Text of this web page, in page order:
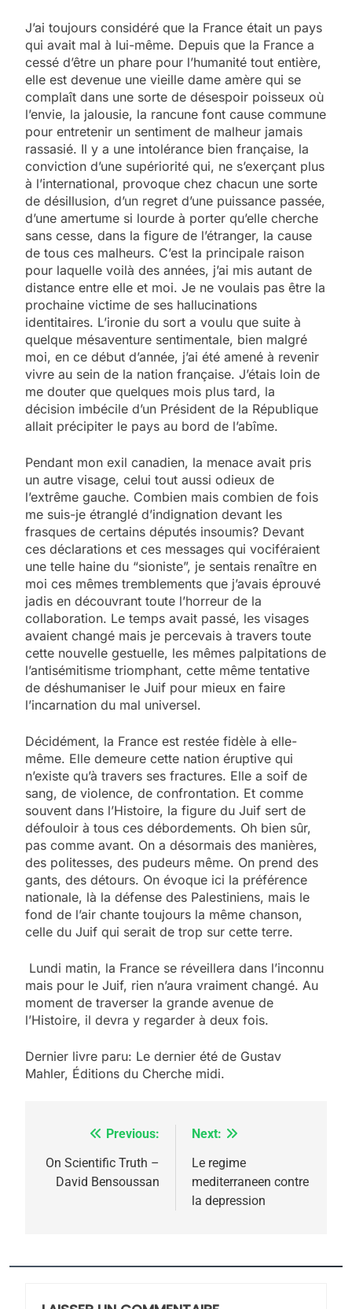
J’ai toujours considéré que la France était un pays
qui avait mal à lui-même. Depuis que la France a
cessé d’être un phare pour l’humanité tout entière,
elle est devenue une vieille dame amère qui se
complaît dans une sorte de désespoir poisseux où
l’envie, la jalousie, la rancune font cause commune
pour entretenir un sentiment de malheur jamais
rassasié. Il y a une intolérance bien française, la
conviction d’une supériorité qui, ne s’exerçant plus
à l’international, provoque chez chacun une sorte
de désillusion, d’un regret d’une puissance passée,
d’une amertume si lourde à porter qu’elle cherche
sans cesse, dans la figure de l’étranger, la cause
de tous ces malheurs. C’est la principale raison
pour laquelle voilà des années, j’ai mis autant de
distance entre elle et moi. Je ne voulais pas être la
prochaine victime de ses hallucinations
identitaires. L’ironie du sort a voulu que suite à
quelque mésaventure sentimentale, bien malgré
moi, en ce début d’année, j’ai été amené à revenir
vivre au sein de la nation française. J’étais loin de
me douter que quelques mois plus tard, la
décision imbécile d’un Président de la République
allait précipiter le pays au bord de l’abîme.
Pendant mon exil canadien, la menace avait pris
un autre visage, celui tout aussi odieux de
l’extrême gauche. Combien mais combien de fois
me suis-je étranglé d’indignation devant les
frasques de certains députés insoumis? Devant
ces déclarations et ces messages qui vociféraient
une telle haine du “sioniste”, je sentais renaître en
moi ces mêmes tremblements que j’avais éprouvé
jadis en découvrant toute l’horreur de la
collaboration. Le temps avait passé, les visages
avaient changé mais je percevais à travers toute
cette nouvelle gestuelle, les mêmes palpitations de
l’antisémitisme triomphant, cette même tentative
de déshumaniser le Juif pour mieux en faire
l’incarnation du mal universel.
Décidément, la France est restée fidèle à elle-
même. Elle demeure cette nation éruptive qui
n’existe qu’à travers ses fractures. Elle a soif de
sang, de violence, de confrontation. Et comme
souvent dans l’Histoire, la figure du Juif sert de
défouloir à tous ces débordements. Oh bien sûr,
pas comme avant. On a désormais des manières,
des politesses, des pudeurs même. On prend des
gants, des détours. On évoque ici la préférence
nationale, là la défense des Palestiniens, mais le
fond de l’air chante toujours la même chanson,
celle du Juif qui serait de trop sur cette terre.
Lundi matin, la France se réveillera dans l’inconnu
mais pour le Juif, rien n’aura vraiment changé. Au
moment de traverser la grande avenue de
l’Histoire, il devra y regarder à deux fois.
Dernier livre paru: Le dernier été de Gustav
Mahler, Éditions du Cherche midi.
Navigation
de
Previous:
On Scientific Truth –
David Bensoussan
Next:
Le regime
mediterraneen contre
la depression
2025, l’année la plus